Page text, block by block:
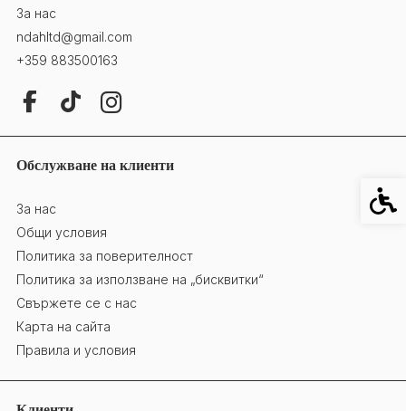
За нас
ndahltd@gmail.com
+359 883500163
Обслужване на клиенти
За нас
Общи условия
Политика за поверителност
Политика за използване на „бисквитки“
Свържете се с нас
Карта на сайта
Правила и условия